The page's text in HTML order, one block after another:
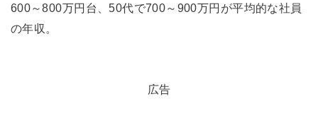
600～800万円台、50代で700～900万円が平均的な社員
の年収。
広告